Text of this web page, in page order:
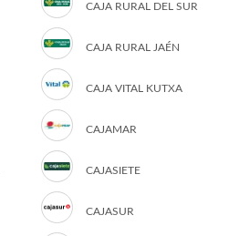
CAJA RURAL DEL SUR
CAJA RURAL JAÉN
CAJA VITAL KUTXA
CAJAMAR
CAJASIETE
CAJASUR